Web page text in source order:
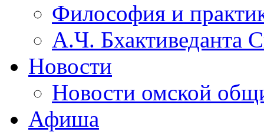
Философия и
А.Ч. Бхактиведанта
Новости
Новости омской
Афиша